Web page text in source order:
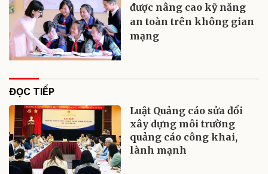
được nâng cao kỹ năng
an toàn trên không gian
mạng
ĐỌC TIẾP
Luật Quảng cáo sửa đổi
xây dựng môi trường
quảng cáo công khai,
lành mạnh